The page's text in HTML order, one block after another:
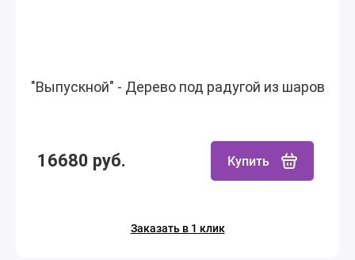
"Выпускной" - Дерево под радугой из шаров
16680 руб. Купить
Заказать в 1 клик